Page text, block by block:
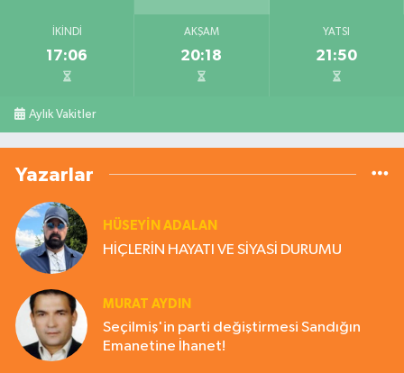
İKINDI
17:06
AKŞAM
20:18
YATSI
21:50
Aylık Vakitler
Yazarlar
HÜSEYIN ADALAN
HİÇLERİN HAYATI VE SİYASİ DURUMU
MURAT AYDIN
Seçilmiş'in parti değiştirmesi Sandığın
Emanetine İhanet!